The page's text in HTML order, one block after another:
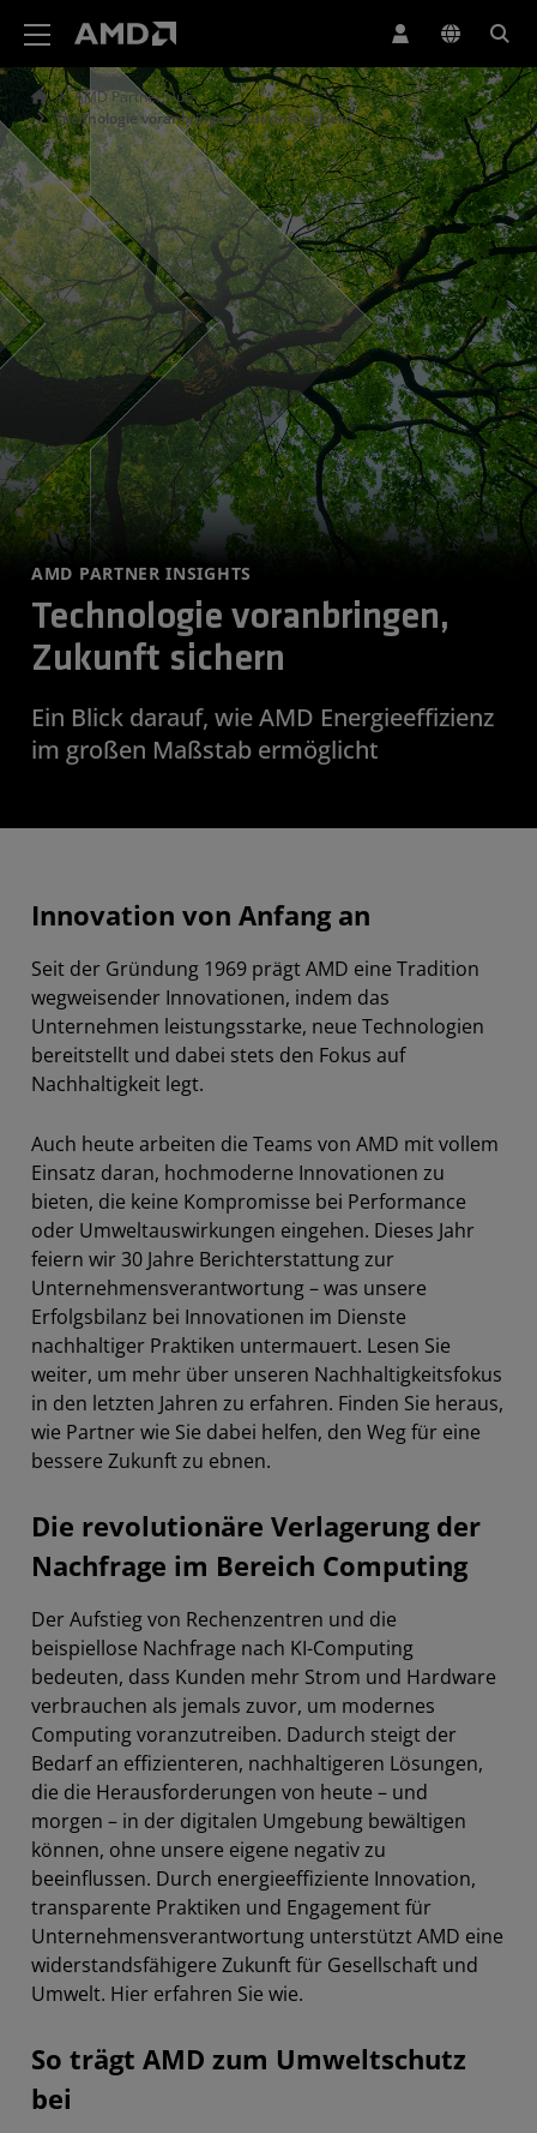
AMD Partner Hub
Technologie voranbringen, Zukunft sichern
AMD PARTNER INSIGHTS
Technologie voranbringen,
Zukunft sichern
Ein Blick darauf, wie AMD Energieeffizienz
im großen Maßstab ermöglicht
Innovation von Anfang an
Seit der Gründung 1969 prägt AMD eine Tradition
wegweisender Innovationen, indem das
Unternehmen leistungsstarke, neue Technologien
bereitstellt und dabei stets den Fokus auf
Nachhaltigkeit legt.
Auch heute arbeiten die Teams von AMD mit vollem
Einsatz daran, hochmoderne Innovationen zu
bieten, die keine Kompromisse bei Performance
oder Umweltauswirkungen eingehen. Dieses Jahr
feiern wir 30 Jahre Berichterstattung zur
Unternehmensverantwortung – was unsere
Erfolgsbilanz bei Innovationen im Dienste
nachhaltiger Praktiken untermauert. Lesen Sie
weiter, um mehr über unseren Nachhaltigkeitsfokus
in den letzten Jahren zu erfahren. Finden Sie heraus,
wie Partner wie Sie dabei helfen, den Weg für eine
bessere Zukunft zu ebnen.
Die revolutionäre Verlagerung der
Nachfrage im Bereich Computing
Der Aufstieg von Rechenzentren und die
beispiellose Nachfrage nach KI-Computing
bedeuten, dass Kunden mehr Strom und Hardware
verbrauchen als jemals zuvor, um modernes
Computing voranzutreiben. Dadurch steigt der
Bedarf an effizienteren, nachhaltigeren Lösungen,
die die Herausforderungen von heute – und
morgen – in der digitalen Umgebung bewältigen
können, ohne unsere eigene negativ zu
beeinflussen. Durch energieeffiziente Innovation,
transparente Praktiken und Engagement für
Unternehmensverantwortung unterstützt AMD eine
widerstandsfähigere Zukunft für Gesellschaft und
Umwelt. Hier erfahren Sie wie.
So trägt AMD zum Umweltschutz
bei